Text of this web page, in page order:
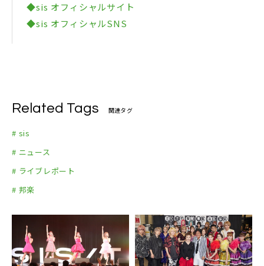
M-4 うふふ
M-5 Angel Night(かのうみゆソロ)
M-9 DING DONGください(初披露曲)
M-10 ヴァケーション
M-13 愛のバッテリー(韓国語バージョン)
M-14 青い珊瑚礁
◆sis オフィシャルサイト
◆sis オフィシャルSNS
Related Tags 関連タグ
# sis
# ニュース
# ライブレポート
# 邦楽